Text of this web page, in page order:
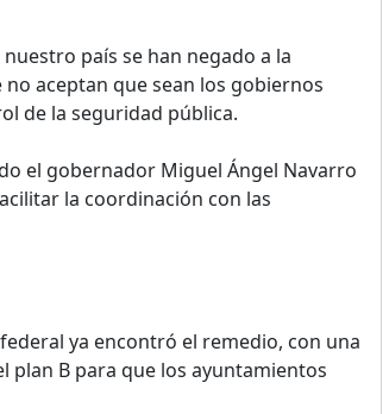
país se han negado a la
aceptan que sean los gobiernos
de la seguridad pública.
el gobernador Miguel Ángel Navarro
la coordinación con las
ya encontró el remedio, con una
plan B para que los ayuntamientos